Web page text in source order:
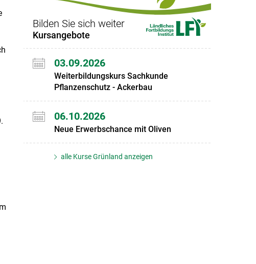
Bilden Sie sich weiter
Kursangebote
03.09.2026
Weiterbildungskurs Sachkunde
Pflanzenschutz - Ackerbau
06.10.2026
Neue Erwerbschance mit Oliven
alle Kurse Grünland anzeigen